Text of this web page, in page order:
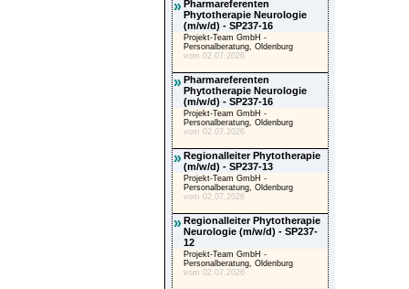
»Pharmareferenten
Phytotherapie Neurologie
(m/w/d) - SP237-16
Projekt-Team GmbH -
Personalberatung, Oldenburg
vom 02.07.2026
»Pharmareferenten
Phytotherapie Neurologie
(m/w/d) - SP237-16
Projekt-Team GmbH -
Personalberatung, Oldenburg
vom 02.07.2026
»Regionalleiter Phytotherapie
(m/w/d) - SP237-13
Projekt-Team GmbH -
Personalberatung, Oldenburg
vom 02.07.2026
»Regionalleiter Phytotherapie
Neurologie (m/w/d) - SP237-
12
Projekt-Team GmbH -
Personalberatung, Oldenburg
vom 02.07.2026